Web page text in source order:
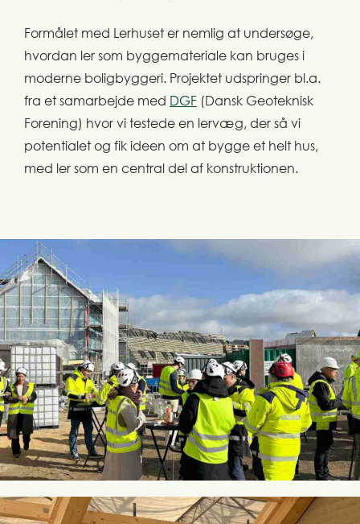
Formålet med Lerhuset er nemlig at undersøge,
hvordan ler som byggemateriale kan bruges i
moderne boligbyggeri. Projektet udspringer bl.a.
fra et samarbejde med DGF (Dansk Geoteknisk
Forening) hvor vi testede en lervæg, der så vi
potentialet og fik ideen om at bygge et helt hus,
med ler som en central del af konstruktionen.